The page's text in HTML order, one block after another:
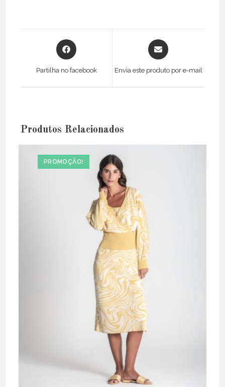
Opens
in
Partilha no facebook
Opens
in
Envia este produto por e-mail
Produtos Relacionados
PROMOÇÃO!